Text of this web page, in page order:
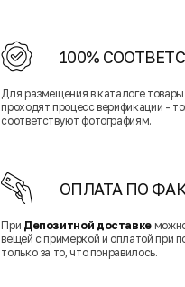
100%
Для размещения в каталоге
проходят процесс верификации -
соответствуют фотографиям.
ОПЛАТА ПО
При Депозитной доставке
вещей с примеркой и оплатой при
только за то, что понравилось.